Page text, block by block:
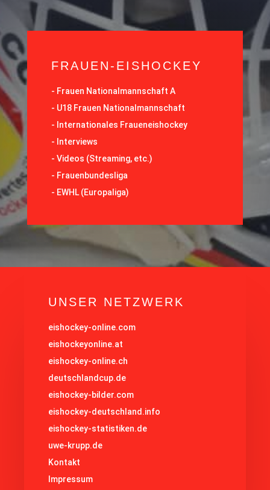
FRAUEN-EISHOCKEY
- Frauen Nationalmannschaft A
- U18 Frauen Nationalmannschaft
- Internationales Fraueneishockey
- Interviews
- Videos (Streaming, etc.)
- Frauenbundesliga
- EWHL (Europaliga)
UNSER NETZWERK
eishockey-online.com
eishockeyonline.at
eishockey-online.ch
deutschlandcup.de
eishockey-bilder.com
eishockey-deutschland.info
eishockey-statistiken.de
uwe-krupp.de
Kontakt
Impressum